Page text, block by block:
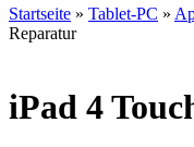
Startseite » Tablet-PC »
Reparatur
iPad 4